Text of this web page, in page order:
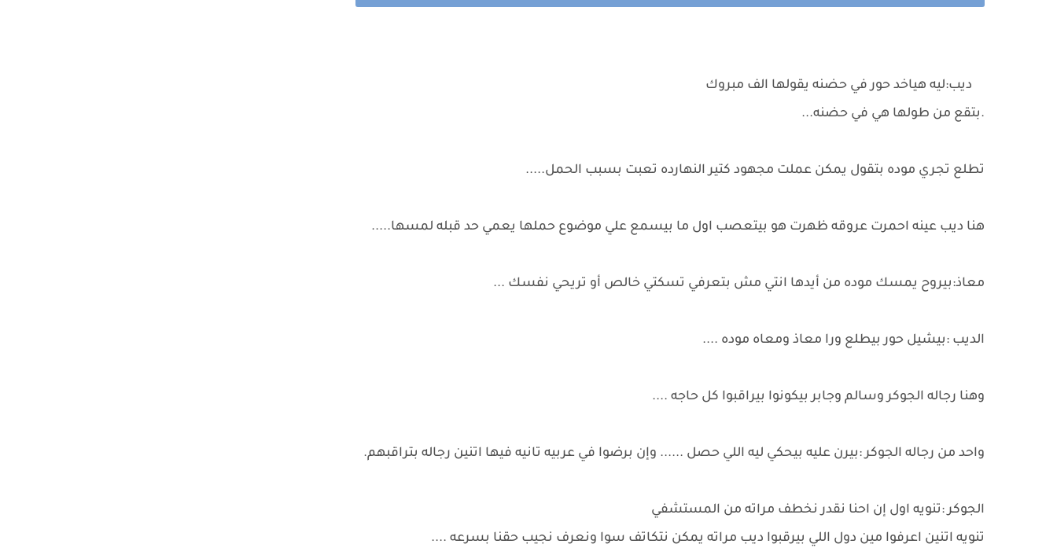
ديب:ليه هياخد حور في حضنه يقولها الف مبروك
.بتقع من طولها هي في حضنه...
تطلع تجري موده بتقول يمكن عملت مجهود كتير النهارده تعبت بسبب الحمل.....
هنا ديب عينه احمرت عروقه ظهرت هو بيتعصب اول ما بيسمع علي موضوع حملها يعمي حد قبله لمسها.....
معاذ:بيروح يمسك موده من أيدها انتي مش بتعرفي تسكتي خالص أو تريحي نفسك ...
الديب :بيشيل حور بيطلع ورا معاذ ومعاه موده ....
وهنا رجاله الجوكر وسالم وجابر بيكونوا بيراقبوا كل حاجه ....
واحد من رجاله الجوكر :بيرن عليه بيحكي ليه اللي حصل ...... وإن برضوا في عربيه تانيه فيها اتنين رجاله بتراقبهم.
الجوكر :تنويه اول إن احنا نقدر نخطف مراته من المستشفي
تنويه اتنين اعرفوا مين دول اللي بيرقبوا ديب مراته يمكن نتكاتف سوا ونعرف نجيب حقنا بسرعه ....